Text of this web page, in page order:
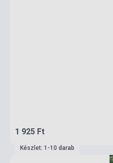
1 925 Ft
Készlet: 1-10 darab